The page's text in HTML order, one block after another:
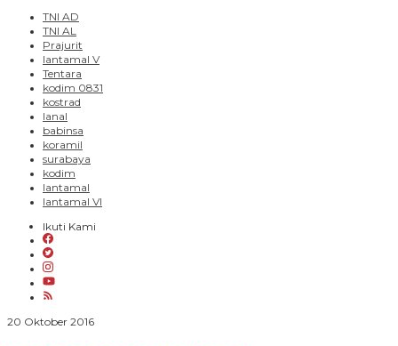
TNI AD
TNI AL
Prajurit
lantamal V
Tentara
kodim 0831
kostrad
lanal
babinsa
koramil
surabaya
kodim
lantamal
lantamal VI
Ikuti Kami
20 Oktober 2016oleh